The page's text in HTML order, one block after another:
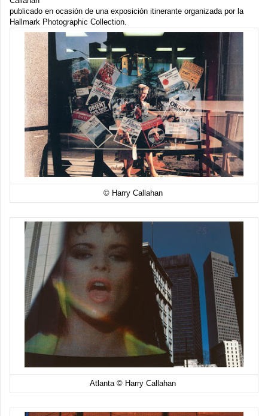
publicado en ocasión de una exposición itinerante organizada por la
Hallmark Photographic Collection.
© Harry Callahan
Atlanta © Harry Callahan